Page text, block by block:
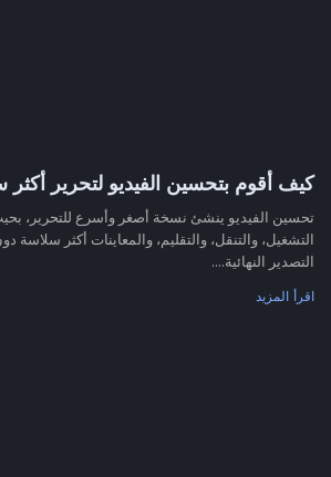
كيف أقوم بتحسين الفيديو لتحرير
تحسين الفيديو ينشئ نسخة أصغر وأسرع للتحرير،
التشغيل، والتنقل، والتقليم، والمعاينات أكثر سلاسة
التصدير النهائية....
اقرأ المزيد